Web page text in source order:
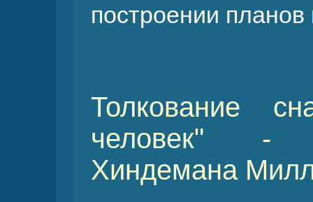
построении
Толкование
человек" -
Хиндемана